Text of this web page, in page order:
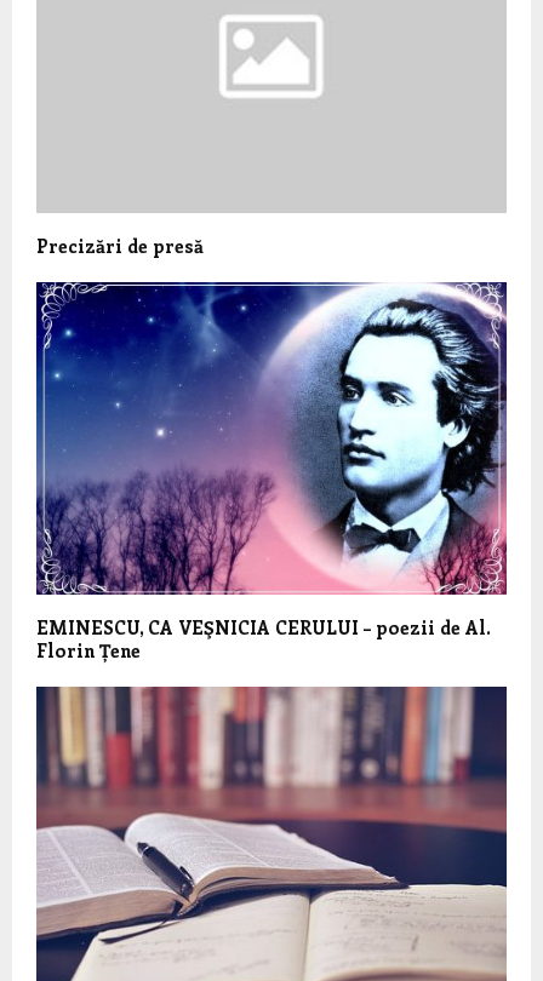
Precizări de presă
EMINESCU, CA VEŞNICIA CERULUI – poezii de Al.
Florin Țene